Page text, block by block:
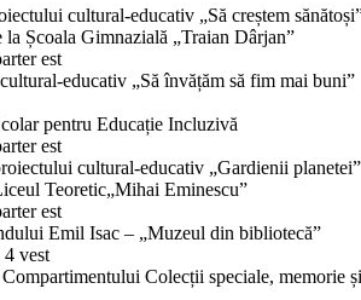
cultural-educativ „Să creștem
Școala Gimnazială „Traian Dârjan”
est
educativ „Să învățăm să fim mai buni”
pentru Educație Incluzivă
est
cultural-educativ „Gardienii planetei”
Teoretic„Mihai Eminescu”
est
Emil Isac – „Muzeul din bibliotecă”
vest
Colecții speciale, memorie și